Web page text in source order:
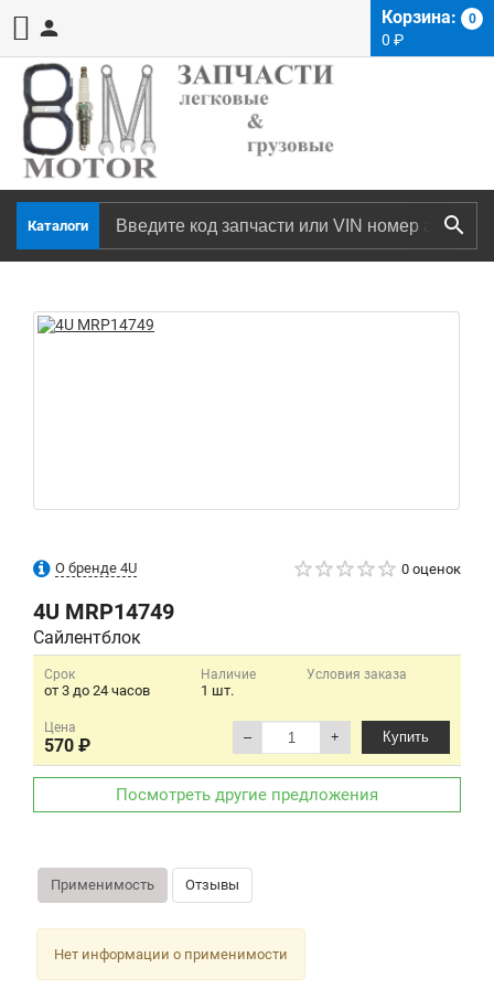
Корзина: 0
0 ₽
Каталоги
О бренде 4U 0 оценок
4U MRP14749
Сайлентблок
Срок
от 3 до 24 часов
Наличие
1 шт.
Условия заказа
Цена
570 ₽ – + Купить
Посмотреть другие предложения
Применимость Отзывы
Нет информации о применимости